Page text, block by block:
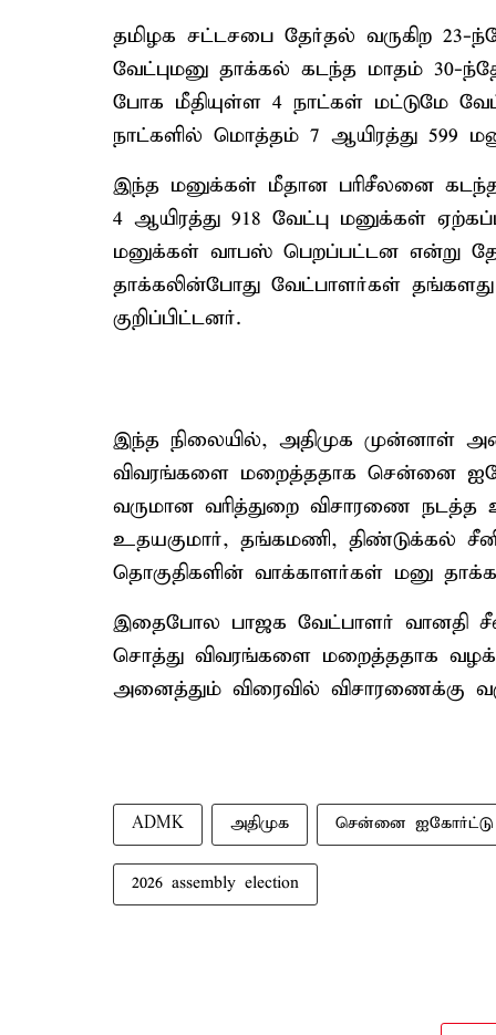
தமிழக சட்டசபை தேர்தல் வருகிற 23-
வேட்புமனு தாக்கல் கடந்த மாதம் 30-
போக மீதியுள்ள 4 நாட்கள் மட்டுமே
நாட்களில் மொத்தம் 7 ஆயிரத்து 599
இந்த மனுக்கள் மீதான பரிசீலனை கடந்த
4 ஆயிரத்து 918 வேட்பு மனுக்கள்
மனுக்கள் வாபஸ் பெறப்பட்டன என்று
தாக்கலின்போது வேட்பாளர்கள்
குறிப்பிட்டனர்.
இந்த நிலையில், அதிமுக முன்னாள்
விவரங்களை மறைத்ததாக சென்னை
வருமான வரித்துறை விசாரணை நடத்த
உதயகுமார், தங்கமணி, திண்டுக்கல்
தொகுதிகளின் வாக்காளர்கள் மனு
இதைபோல பாஜக வேட்பாளர் வானதி
சொத்து விவரங்களை மறைத்ததாக
அனைத்தும் விரைவில் விசாரணைக்கு
ADMK அதிமுக சென்னை ஐகோர்ட்டு
2026 assembly election